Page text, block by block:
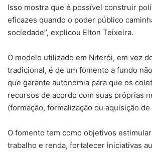
Isso mostra que é possível construir
eficazes quando o poder público
sociedade”, explicou Elton Teixeira.
O modelo utilizado em Niterói, em vez
tradicional, é de um fomento a fundo
que garante autonomia para que os
recursos de acordo com suas próprias
(formação, formalização ou aquisição
O fomento tem como objetivos
trabalho e renda, fortalecer iniciativas